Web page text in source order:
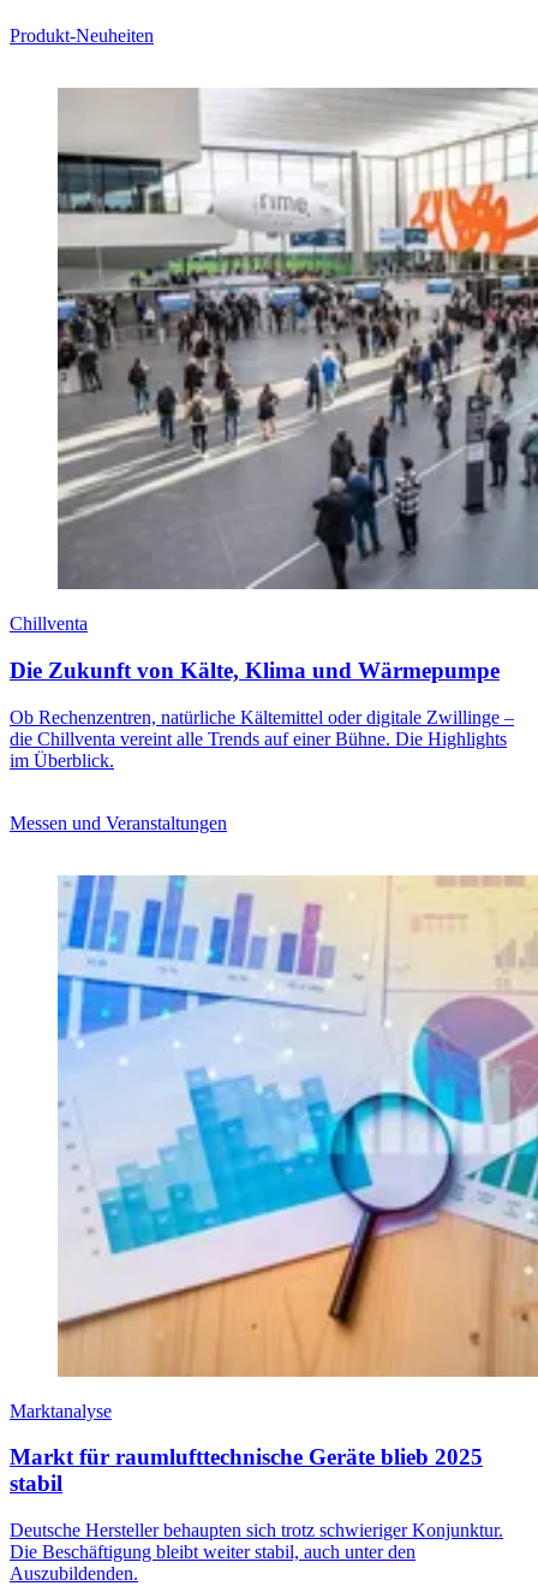
Produkt-Neuheiten
Chillventa
Die Zukunft von Kälte, Klima und Wärmepumpe
Ob Rechenzentren, natürliche Kältemittel oder digitale Zwillinge –
die Chillventa vereint alle Trends auf einer Bühne. Die Highlights
im Überblick.
Messen und Veranstaltungen
Marktanalyse
Markt für raumlufttechnische Geräte blieb 2025
stabil
Deutsche Hersteller behaupten sich trotz schwieriger Konjunktur.
Die Beschäftigung bleibt weiter stabil, auch unter den
Auszubildenden.